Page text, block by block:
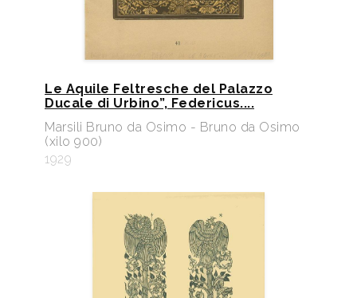
Le Aquile Feltresche del Palazzo
Ducale di Urbino”, Federicus....
Marsili Bruno da Osimo - Bruno da Osimo
(xilo 900)
1929